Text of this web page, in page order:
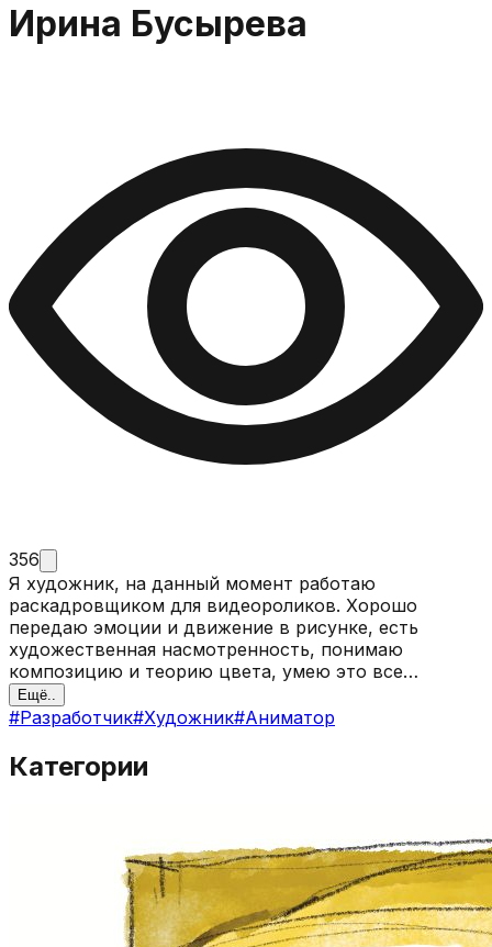
Ирина Бусырева
356
Я художник, на данный момент работаю
раскадровщиком для видеороликов. Хорошо
передаю эмоции и движение в рисунке, есть
художественная насмотренность, понимаю
композицию и теорию цвета, умею это все
применять на практике
Ещё..
#Разработчик#Художник#Аниматор
Категории